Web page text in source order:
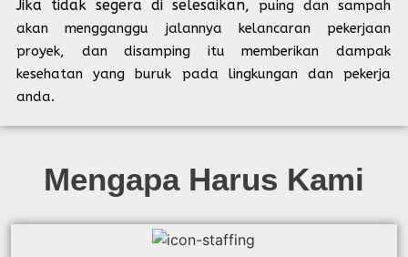
Jika tidak segera di selesaikan, puing dan sampah
akan mengganggu jalannya kelancaran pekerjaan
proyek, dan disamping itu memberikan dampak
kesehatan yang buruk pada lingkungan dan pekerja
anda.
Mengapa Harus Kami​